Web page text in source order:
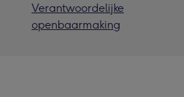
Verantwoordelijke
openbaarmaking